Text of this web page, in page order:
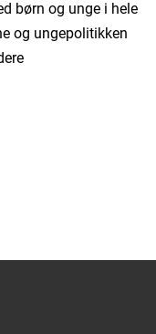
børn og unge i hele
og ungepolitikken